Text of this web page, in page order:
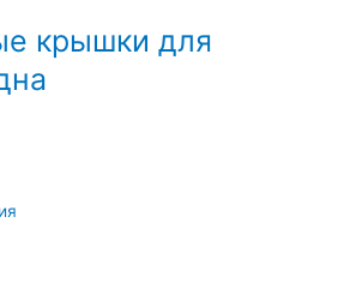
крышки для